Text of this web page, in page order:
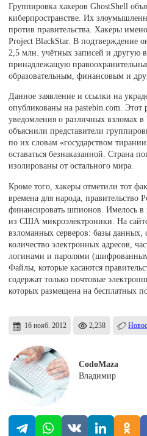
Группировка хакеров GhostShell
киберпространстве. Их
против правительства. Хакеры
Project BlackStar. В подтверждение
2,5 млн. учётных записей и другую
принадлежащую
образовательным, финансовым и
Данное заявление и ссылки на
опубликованы на pastebin.com. Этот
уведомления о различных взломах в
объяснили представители
по их словам «государством
оставаться безнаказанной. Страна
изолированы от остального мира.
Кроме того, хакеры отметили тот
времена для народа, правительство
финансировать шпионов. Имелось в
из США микроэлектроники. На
взломанных серверов: базы
количество электронных адресов,
логинами и паролями
Файлы, которые касаются
содержат только почтовые
которых размещена на бесплатных
16 нояб. 2012 2,238
CodoMaza
Владимир